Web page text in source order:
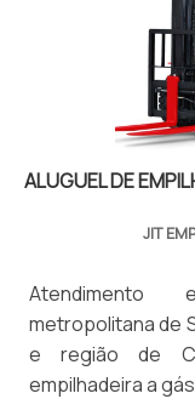
ALUGUEL DE
JIT
Atendimento
metropolitana de
e região de
empilhadeira a